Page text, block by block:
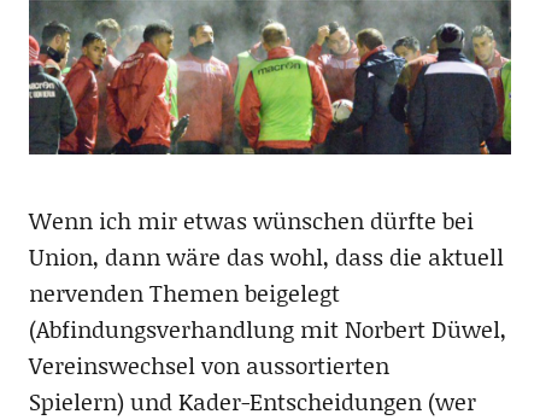
Wenn ich mir etwas wünschen dürfte bei
Union, dann wäre das wohl, dass die aktuell
nervenden Themen beigelegt
(Abfindungsverhandlung mit Norbert Düwel,
Vereinswechsel von aussortierten
Spielern) und Kader-Entscheidungen (wer